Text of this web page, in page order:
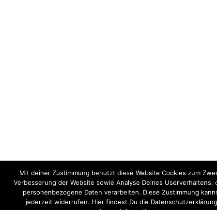
Mit deiner Zustimmung benutzt diese Website Cookies zum
Verbesserung der Website sowie Analyse Deines Userverhaltens,
personenbezogene Daten verarbeiten. Diese Zustimmung
jederzeit widerrufen. Hier findest Du die